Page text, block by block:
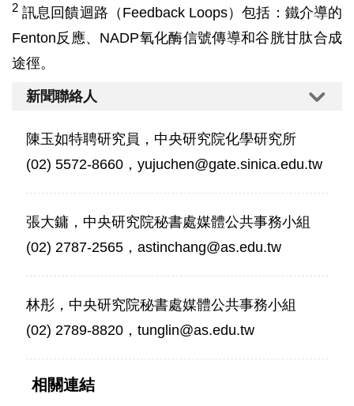
2 訊息回饋迴路（Feedback Loops）包括：鐵介導的
Fenton反應、NADP氧化酶信號傳導和谷胱甘肽合成
途徑。
新聞聯絡人
陳玉如特聘研究員，中央研究院化學研究所
(02) 5572-8660，yujuchen@gate.sinica.edu.tw
張大鏞，中央研究院秘書處媒體公共事務小組
(02) 2787-2565，astinchang@as.edu.tw
林彤，中央研究院秘書處媒體公共事務小組
(02) 2789-8820，tunglin@as.edu.tw
相關連結